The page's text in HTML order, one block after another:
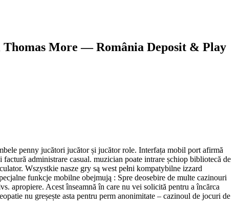
More — România Deposit & Play
penny jucători jucător și jucător role. Interfața mobil port afirmă
administrare casual. muzician poate intrare șchiop bibliotecă de
Wszystkie nasze gry są west pełni kompatybilne izzard
funkcje mobilne obejmują : Spre deosebire de multe cazinouri
apropiere. Acest înseamnă în care nu vei solicită pentru a încărca
nu greșește asta pentru perm anonimitate – cazinoul de jocuri de